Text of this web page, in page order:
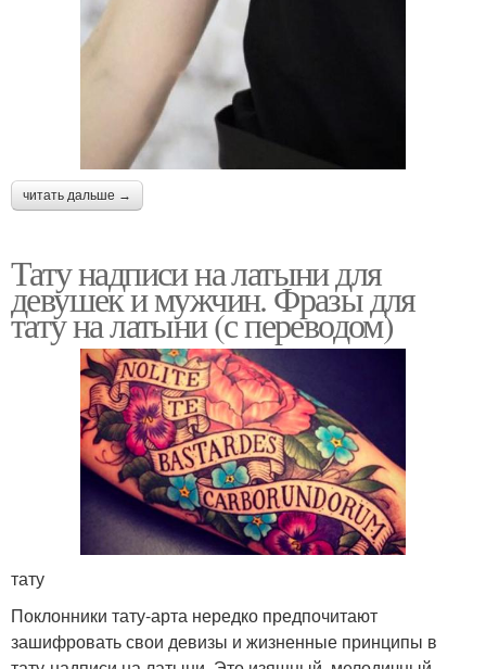
читать дальше →
Тату надписи на латыни для
девушек и мужчин. Фразы для
тату на латыни (с переводом)
тату
Поклонники тату-арта нередко предпочитают
зашифровать свои девизы и жизненные принципы в